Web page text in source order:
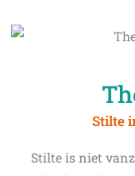
Stilte
Stilte is niet